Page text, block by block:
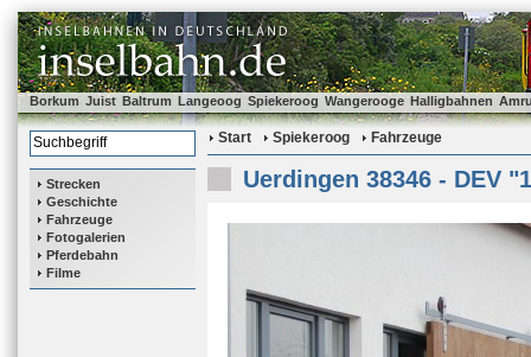
Borkum Juist Baltrum Langeoog Spiekeroog Wangerooge Halligbahnen
Strecken
Geschichte
Fahrzeuge
Fotogalerien
Pferdebahn
Filme
Start Spiekeroog Fahrzeuge
Uerdingen 38346 - DEV